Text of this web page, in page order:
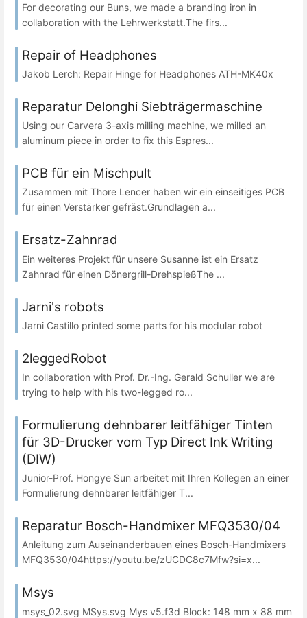
For decorating our Buns, we made a branding iron in
collaboration with the Lehrwerkstatt.The firs...
Repair of Headphones
Jakob Lerch: Repair Hinge for Headphones ATH-MK40x
Reparatur Delonghi Siebträgermaschine
Using our Carvera 3-axis milling machine, we milled an
aluminum piece in order to fix this Espres...
PCB für ein Mischpult
Zusammen mit Thore Lencer haben wir ein einseitiges PCB
für einen Verstärker gefräst.Grundlagen a...
Ersatz-Zahnrad
Ein weiteres Projekt für unsere Susanne ist ein Ersatz
Zahnrad für einen Dönergrill-DrehspießThe ...
Jarni's robots
Jarni Castillo printed some parts for his modular robot
2leggedRobot
In collaboration with Prof. Dr.-Ing. Gerald Schuller we are
trying to help with his two-legged ro...
Formulierung dehnbarer leitfähiger Tinten
für 3D-Drucker vom Typ Direct Ink Writing
(DIW)
Junior-Prof. Hongye Sun arbeitet mit Ihren Kollegen an einer
Formulierung dehnbarer leitfähiger T...
Reparatur Bosch-Handmixer MFQ3530/04
Anleitung zum Auseinanderbauen eines Bosch-Handmixers
MFQ3530/04https://youtu.be/zUCDC8c7Mfw?si=x...
Msys
msys_02.svg MSys.svg Mys v5.f3d Block: 148 mm x 88 mm